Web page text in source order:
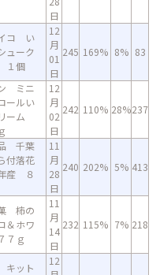
日
コ い
ューク
１個
12
月
01
日
245 169% 8% 83
ミニ
ールい
ーム
12
月
02
日
242 110% 28%237
千葉
付落花
産 ８
11
月
28
日
240 202% 5% 413
柿の
＆ホワ
７ｇ
11
月
14
日
232 115% 7% 218
ット
12